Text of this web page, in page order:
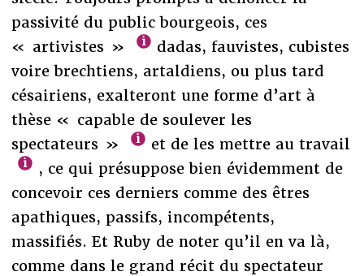
passivité du public bourgeois, ces
« artivistes »
dadas, fauvistes, cubistes
voire brechtiens, artaldiens, ou plus tard
césairiens, exalteront une forme d’art à
thèse « capable de soulever les
spectateurs »
et de les mettre au travail
, ce qui présuppose bien évidemment de
concevoir ces derniers comme des êtres
apathiques, passifs, incompétents,
massifiés. Et Ruby de noter qu’il en va là,
comme dans le grand récit du spectateur